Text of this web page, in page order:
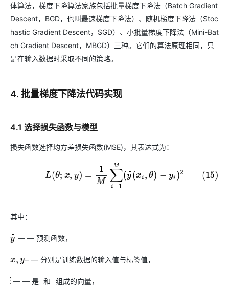
体算法，梯度下降算法家族包括批量梯度下降法（Batch Gradient
Descent，BGD，也叫最速梯度下降法）、随机梯度下降法（Stoc
hastic Gradient Descent，SGD）、小批量梯度下降法（Mini-Bat
ch Gradient Descent，MBGD）三种。它们的算法原理相同，只
是在输入数据时采取不同的策略。
4. 批量梯度下降法代码实现
4.1 选择损失函数与模型
损失函数选择均方差损失函数(MSE)，其表达式为：
1 ∑i=
其中：
y^ — — 预测函数，
x,y— — 分别是训练数据的输入值与标签值，
θ— — 是 w和b组成的向量，